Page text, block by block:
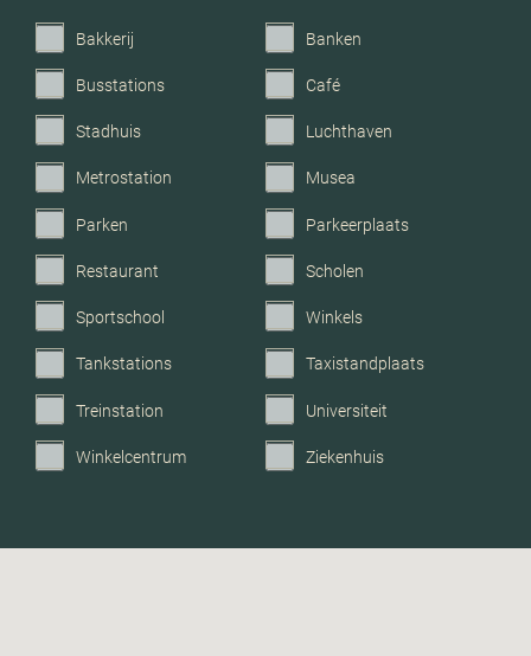
Voorzieningen
Mechanische ventilatie,
glasvezel kabel
Parkeerfaciliteiten
Garage
Bakkerij Banken
Busstations Café
Stadhuis Luchthaven
Metrostation Musea
Parken Parkeerplaats
Restaurant Scholen
Sportschool Winkels
Tankstations Taxistandplaats
Treinstation Universiteit
Winkelcentrum Ziekenhuis